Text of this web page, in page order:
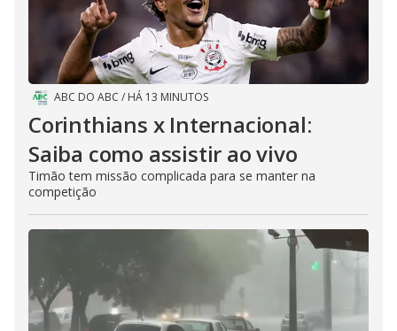
e
o
ABC DO ABC / HÁ 13 MINUTOS
Corinthians x Internacional:
Saiba como assistir ao vivo
Timão tem missão complicada para se manter na
competição